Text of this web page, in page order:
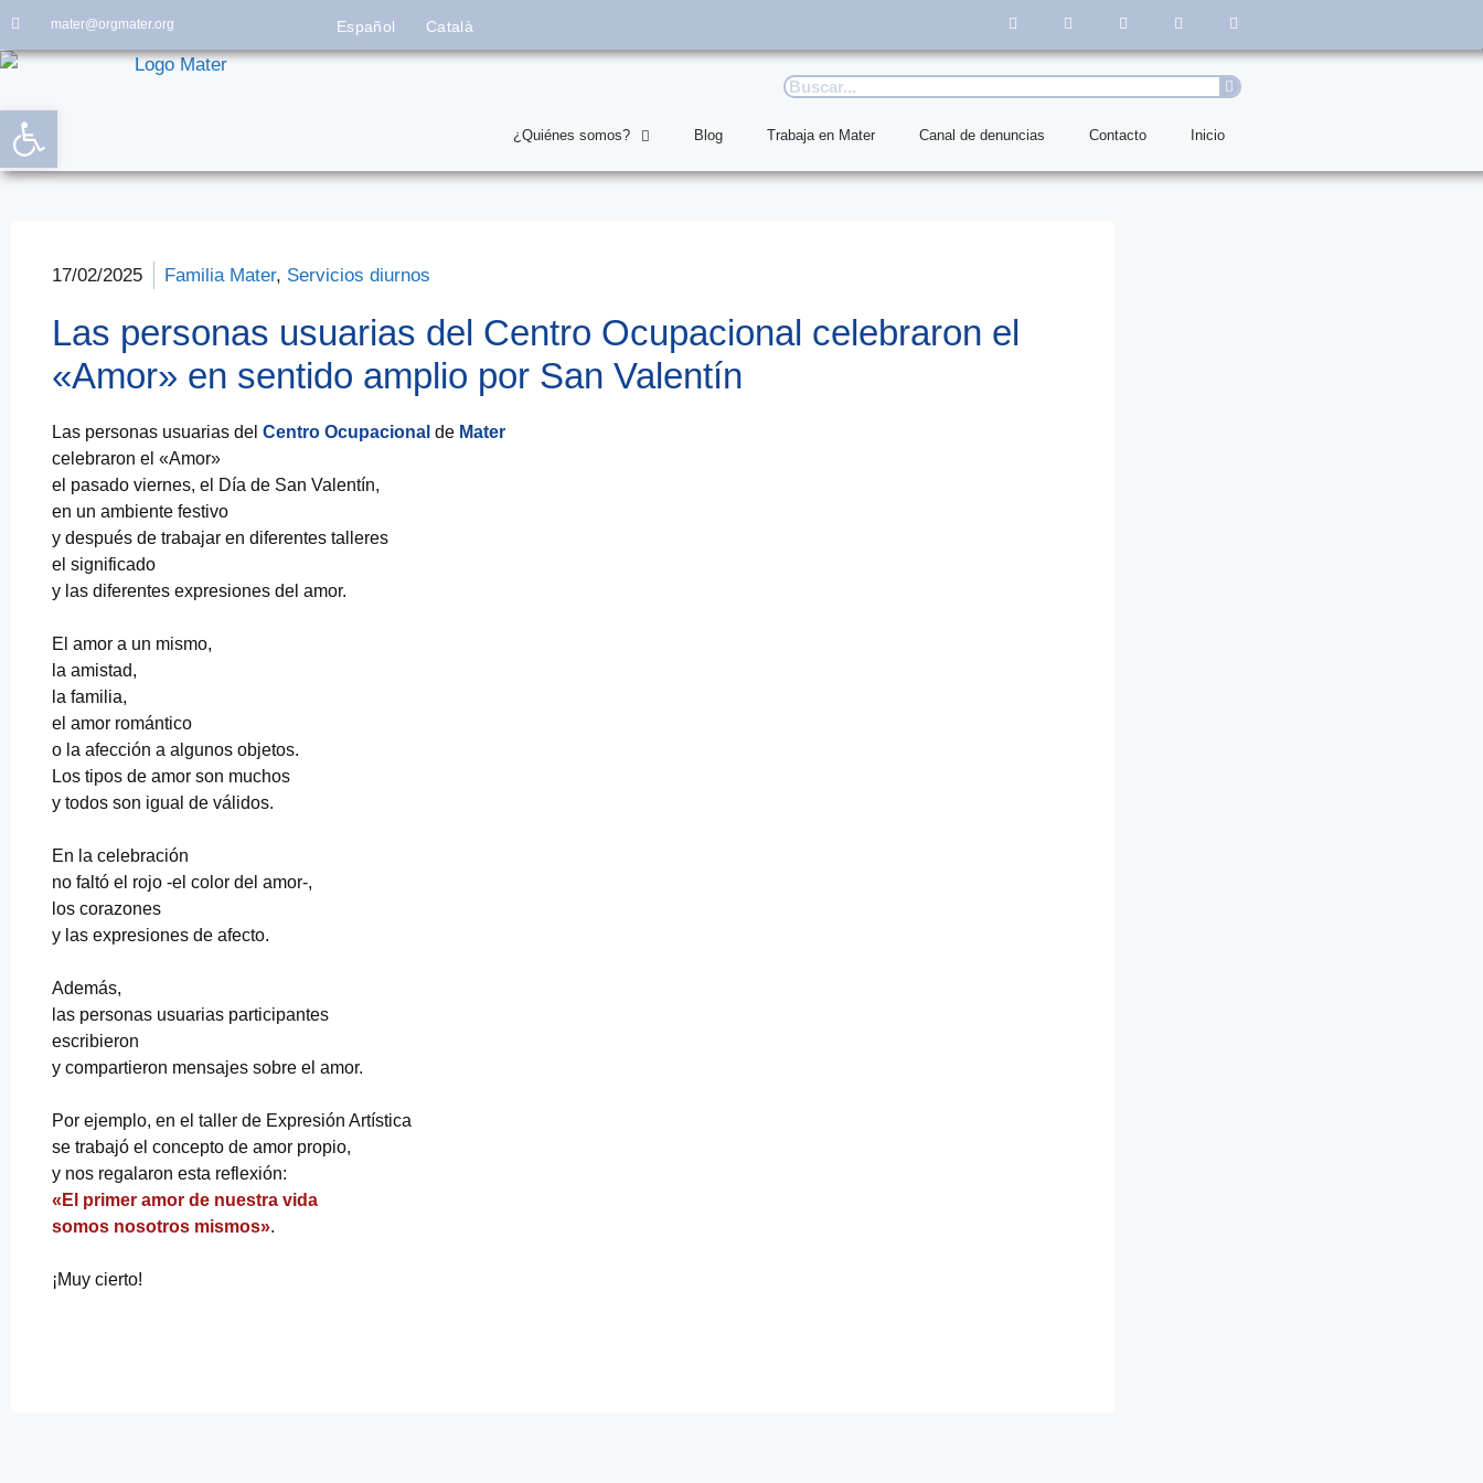
mater@orgmater.org Español Català
¿Quiénes somos? Blog Trabaja en Mater Canal de denuncias Contacto Inicio
17/02/2025 Familia Mater, Servicios diurnos
Las personas usuarias del Centro Ocupacional celebraron el
«Amor» en sentido amplio por San Valentín
Las personas usuarias del Centro Ocupacional de Mater
celebraron el «Amor»
el pasado viernes, el Día de San Valentín,
en un ambiente festivo
y después de trabajar en diferentes talleres
el significado
y las diferentes expresiones del amor.
El amor a un mismo,
la amistad,
la familia,
el amor romántico
o la afección a algunos objetos.
Los tipos de amor son muchos
y todos son igual de válidos.
En la celebración
no faltó el rojo -el color del amor-,
los corazones
y las expresiones de afecto.
Además,
las personas usuarias participantes
escribieron
y compartieron mensajes sobre el amor.
Por ejemplo, en el taller de Expresión Artística
se trabajó el concepto de amor propio,
y nos regalaron esta reflexión:
«El primer amor de nuestra vida
somos nosotros mismos».
¡Muy cierto!
Abrir barra de herramientas